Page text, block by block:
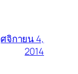
จิกายน 4,
2014